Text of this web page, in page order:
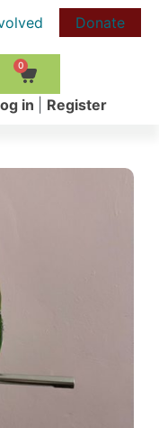
Donate
0
in Register